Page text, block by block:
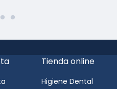
Tienda online
Higiene Dental